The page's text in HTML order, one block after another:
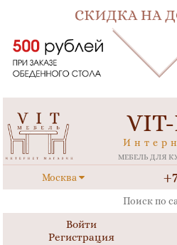
МЕБЕЛЬ ДЛЯ
Москва
Войти
Регистрация